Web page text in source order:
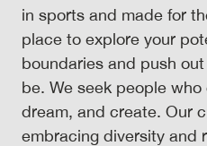
in sports and made for
place to explore your
boundaries and push
be. We seek people
dream, and create. Our
embracing diversity and